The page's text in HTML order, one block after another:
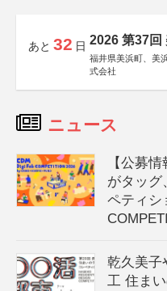
あと 32 日 2026 第37回
福井県美浜町、美
式会社
ニュース
【公募
がタッグ
ペティシ
乾久美子
工 住ま